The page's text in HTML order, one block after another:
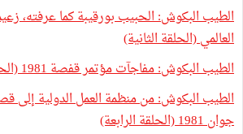
الطيب البكوش: الحبيب بورقيبة كما عرفته،
العالمي (الحلقة الثانية)
الطيب البكوش: مفاجآت مؤتمر قفصة 1981 (الحلقة الثالثة)
جوان 1981 (الحلقة الرابعة)